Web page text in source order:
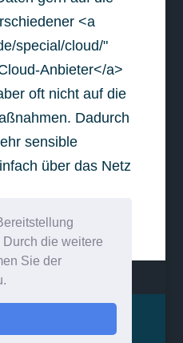
die weitere
Sie der
<a
special/cloud/"
Anbieter</a>
oft nicht auf die
Dadurch
sensible
über das Netz